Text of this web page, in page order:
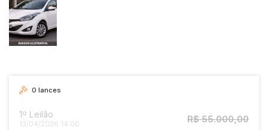
0 lances
1º Leilão
13/04/2026 14:00 R$ 55.000,00